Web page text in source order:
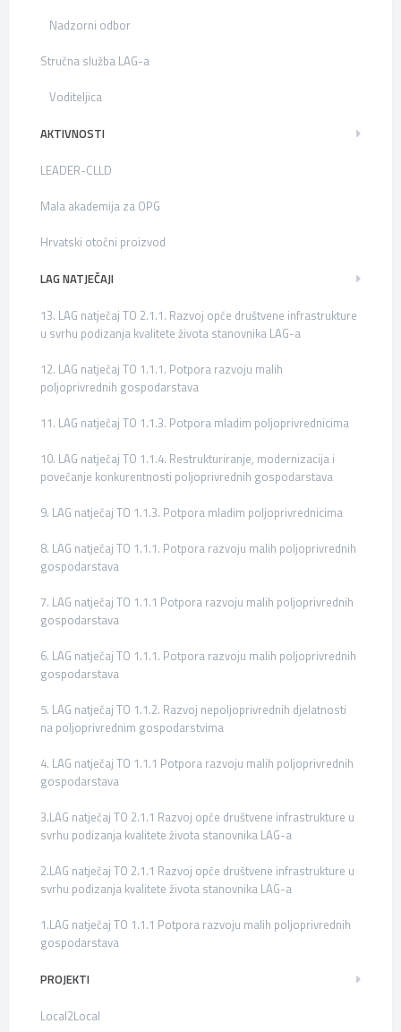
Nadzorni odbor
Stručna služba LAG-a
Voditeljica
AKTIVNOSTI
LEADER-CLLD
Mala akademija za OPG
Hrvatski otočni proizvod
LAG NATJEČAJI
13. LAG natječaj TO 2.1.1. Razvoj opće društvene infrastrukture
u svrhu podizanja kvalitete života stanovnika LAG-a
12. LAG natječaj TO 1.1.1. Potpora razvoju malih
poljoprivrednih gospodarstava
11. LAG natječaj TO 1.1.3. Potpora mladim poljoprivrednicima
10. LAG natječaj TO 1.1.4. Restrukturiranje, modernizacija i
povećanje konkurentnosti poljoprivrednih gospodarstava
9. LAG natječaj TO 1.1.3. Potpora mladim poljoprivrednicima
8. LAG natječaj TO 1.1.1. Potpora razvoju malih poljoprivrednih
gospodarstava
7. LAG natječaj TO 1.1.1 Potpora razvoju malih poljoprivrednih
gospodarstava
6. LAG natječaj TO 1.1.1. Potpora razvoju malih poljoprivrednih
gospodarstava
5. LAG natječaj TO 1.1.2. Razvoj nepoljoprivrednih djelatnosti
na poljoprivrednim gospodarstvima
4. LAG natječaj TO 1.1.1 Potpora razvoju malih poljoprivrednih
gospodarstava
3.LAG natječaj TO 2.1.1 Razvoj opće društvene infrastrukture u
svrhu podizanja kvalitete života stanovnika LAG-a
2.LAG natječaj TO 2.1.1 Razvoj opće društvene infrastrukture u
svrhu podizanja kvalitete života stanovnika LAG-a
1.LAG natječaj TO 1.1.1 Potpora razvoju malih poljoprivrednih
gospodarstava
PROJEKTI
Local2Local